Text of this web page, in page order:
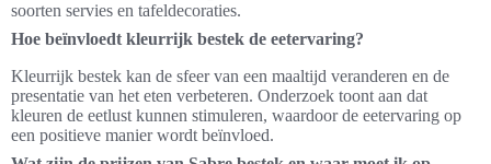
soorten servies en tafeldecoraties.
Hoe beïnvloedt kleurrijk bestek de eetervaring?
Kleurrijk bestek kan de sfeer van een maaltijd veranderen en de
presentatie van het eten verbeteren. Onderzoek toont aan dat
kleuren de eetlust kunnen stimuleren, waardoor de eetervaring op
een positieve manier wordt beïnvloed.